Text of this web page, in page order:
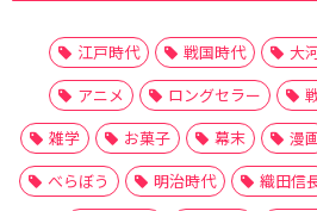
江戸時代 戦国時代 大
アニメ
ロングセラー
雑学
お菓子 幕末 漫
べらぼう
明治時代 織田信